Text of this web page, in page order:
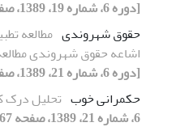
[دوره 6، شماره 19، 1389، صفحه 29-60]
حقوق شهروندی مطالعه
اشاعه حقوق شهروندی
[دوره 6، شماره 21، 1389، صفحه 55-76]
حکمرانی خوب تحلیل درک
6، شماره 21، 1389، صفحه 167-187]